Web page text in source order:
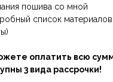
пошива со мной
список
оплатить всю
3 вида рассрочки!